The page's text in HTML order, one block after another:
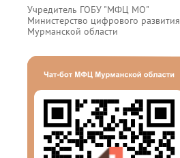
Учредитель ГОБУ "МФЦ МО"
Министерство цифрового развития
Мурманской области